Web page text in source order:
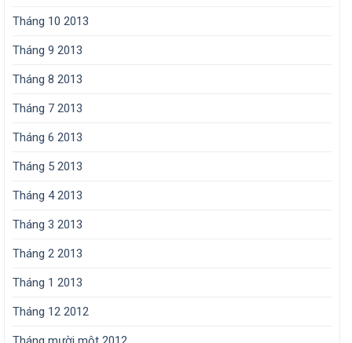
Tháng 10 2013
Tháng 9 2013
Tháng 8 2013
Tháng 7 2013
Tháng 6 2013
Tháng 5 2013
Tháng 4 2013
Tháng 3 2013
Tháng 2 2013
Tháng 1 2013
Tháng 12 2012